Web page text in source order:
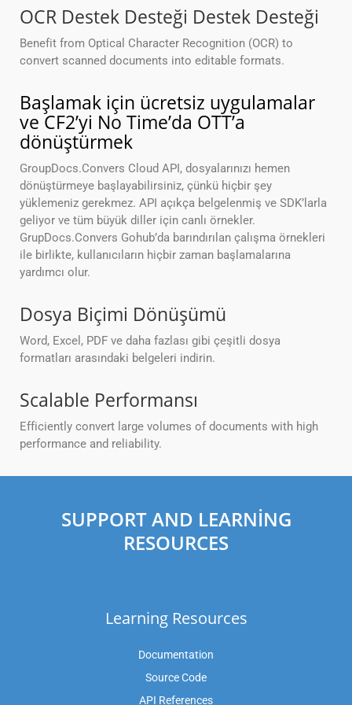
OCR Destek Desteği Destek Desteği
Benefit from Optical Character Recognition (OCR) to
convert scanned documents into editable formats.
Başlamak için ücretsiz uygulamalar
ve CF2’yi No Time’da OTT’a
dönüştürmek
GroupDocs.Convers Cloud API, dosyalarınızı hemen
dönüştürmeye başlayabilirsiniz, çünkü hiçbir şey
yüklemeniz gerekmez. API açıkça belgelenmiş ve SDK’larla
geliyor ve tüm büyük diller için canlı örnekler.
GrupDocs.Convers Gohub’da barındırılan çalışma örnekleri
ile birlikte, kullanıcıların hiçbir zaman başlamalarına
yardımcı olur.
Dosya Biçimi Dönüşümü
Word, Excel, PDF ve daha fazlası gibi çeşitli dosya
formatları arasındaki belgeleri indirin.
Scalable Performansı
Efficiently convert large volumes of documents with high
performance and reliability.
SUPPORT AND LEARNING
RESOURCES
Learning Resources
Documentation
Source Code
API References